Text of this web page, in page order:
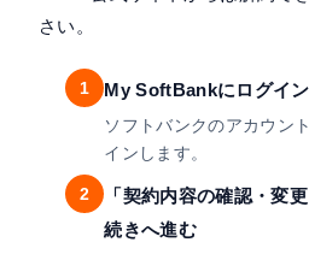
さい。
1 My SoftBankにログイン
ソフトバンクのアカウン
インします。
2
「契約内容の確認・変
続きへ進む